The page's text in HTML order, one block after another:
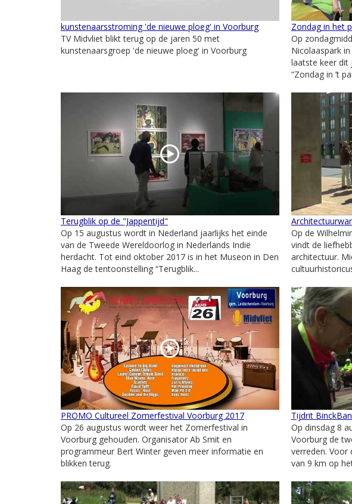
kunstenaarsstroming 'de nieuwe ploeg' in Voorburg
TV Midvliet blikt terug op de jaren 50 met
kunstenaarsgroep 'de nieuwe ploeg' in Voorburg
Zondag in het
Op
Nicolaaspark
laatste keer dit
“Zondag in ’t
Terugblik op de "Jappentijd"
Op 15 augustus wordt in Nederland jaarlijks het einde
van de Tweede Wereldoorlog in Nederlands Indië
herdacht. Tot eind oktober 2017 is in het Museon in Den
Haag de tentoonstelling “Terugblik...
Op de
vindt de
architectuur.
PROMO Cultureel Zomerfestival Voorburg 2017
Op 26 augustus wordt weer het Zomerfestival in
Voorburg gehouden. Organisator Ab Smit en
programmeur Bert Winter geven meer informatie en
blikken terug.
Tijdrit
Op dinsdag 8
Voorburg de
verreden. Voor
van 9 km op